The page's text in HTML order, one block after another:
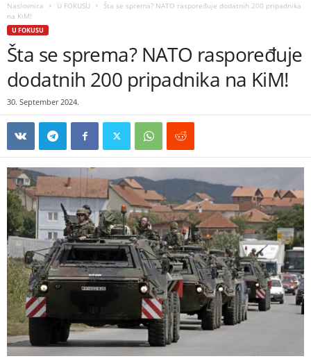
Naslovnica U FOKUSU
Šta se sprema? NATO raspoređuje dodatnih 200 pripadnika
na KiM!
U FOKUSU
Šta se sprema? NATO raspoređuje
dodatnih 200 pripadnika na KiM!
30. September 2024.